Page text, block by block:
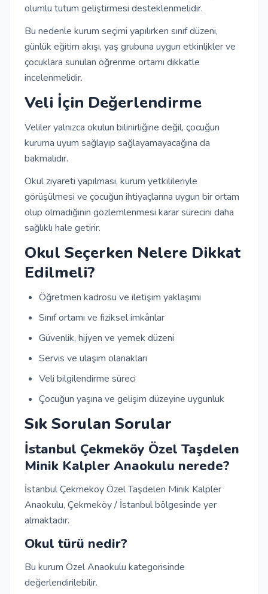
olumlu tutum geliştirmesi desteklenmelidir.
Bu nedenle kurum seçimi yapılırken sınıf düzeni,
günlük eğitim akışı, yaş grubuna uygun etkinlikler ve
çocuklara sunulan öğrenme ortamı dikkatle
incelenmelidir.
Veli İçin Değerlendirme
Veliler yalnızca okulun bilinirliğine değil, çocuğun
kuruma uyum sağlayıp sağlayamayacağına da
bakmalıdır.
Okul ziyareti yapılması, kurum yetkilileriyle
görüşülmesi ve çocuğun ihtiyaçlarına uygun bir ortam
olup olmadığının gözlemlenmesi karar sürecini daha
sağlıklı hale getirir.
Okul Seçerken Nelere Dikkat
Edilmeli?
Öğretmen kadrosu ve iletişim yaklaşımı
Sınıf ortamı ve fiziksel imkânlar
Güvenlik, hijyen ve yemek düzeni
Servis ve ulaşım olanakları
Veli bilgilendirme süreci
Çocuğun yaşına ve gelişim düzeyine uygunluk
Sık Sorulan Sorular
İstanbul Çekmeköy Özel Taşdelen
Minik Kalpler Anaokulu nerede?
İstanbul Çekmeköy Özel Taşdelen Minik Kalpler
Anaokulu, Çekmeköy / İstanbul bölgesinde yer
almaktadır.
Okul türü nedir?
Bu kurum Özel Anaokulu kategorisinde
değerlendirilebilir.